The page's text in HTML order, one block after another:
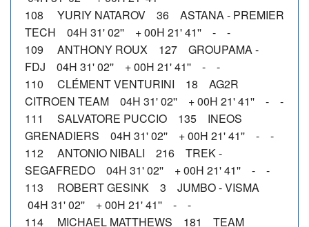
108 YURIY NATAROV 36 ASTANA - PREMIER
TECH 04H 31' 02'' + 00H 21' 41'' - -
109 ANTHONY ROUX 127 GROUPAMA -
FDJ 04H 31' 02'' + 00H 21' 41'' - -
110 CLÉMENT VENTURINI 18 AG2R
CITROEN TEAM 04H 31' 02'' + 00H 21' 41'' - -
111 SALVATORE PUCCIO 135 INEOS
GRENADIERS 04H 31' 02'' + 00H 21' 41'' - -
112 ANTONIO NIBALI 216 TREK -
SEGAFREDO 04H 31' 02'' + 00H 21' 41'' - -
113 ROBERT GESINK 3 JUMBO - VISMA
04H 31' 02'' + 00H 21' 41'' - -
114 MICHAEL MATTHEWS 181 TEAM